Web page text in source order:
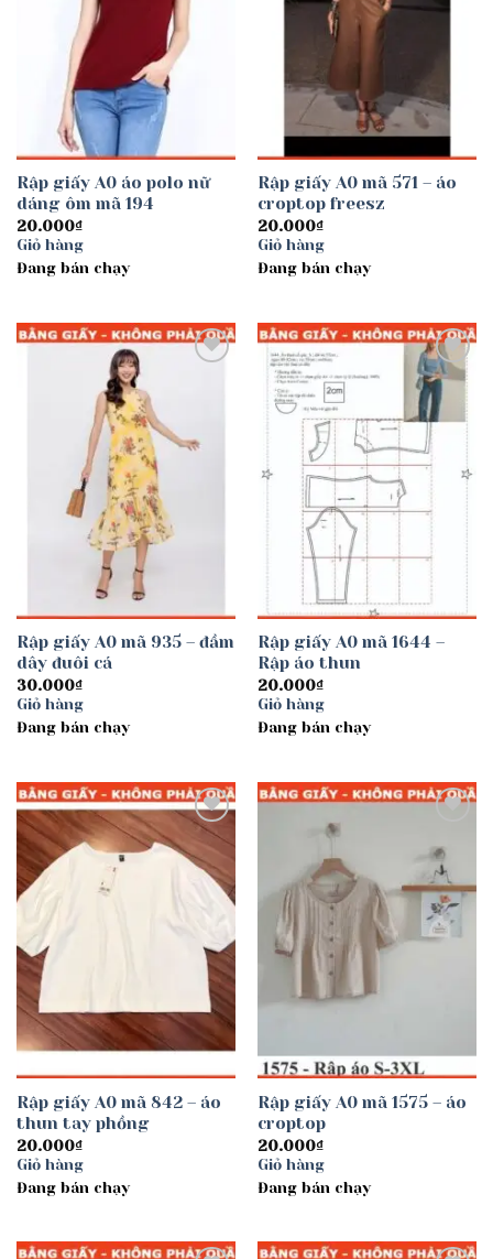
Rập giấy A0 áo polo nữ
dáng ôm mã 194
20.000₫
Giỏ hàng
Đang bán chạy
Rập giấy A0 mã 571 – áo
croptop freesz
20.000₫
Giỏ hàng
Đang bán chạy
Rập giấy A0 mã 935 – đầm
dây đuôi cá
30.000₫
Giỏ hàng
Đang bán chạy
Add to
wishlist
Rập giấy A0 mã 1644 –
Rập áo thun
20.000₫
Giỏ hàng
Đang bán chạy
Add to
wishlist
Rập giấy A0 mã 842 – áo
thun tay phồng
20.000₫
Giỏ hàng
Đang bán chạy
wishlist
Rập giấy A0 mã 1575 – áo
croptop
20.000₫
Giỏ hàng
Đang bán chạy